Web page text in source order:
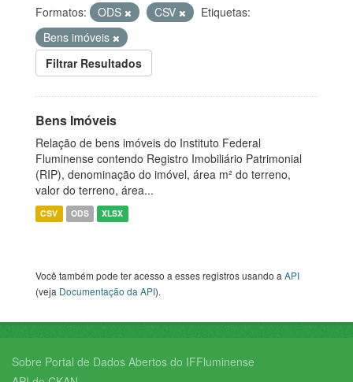
Formatos: ODS CSV
Etiquetas:
Bens imóveis
Filtrar Resultados
Bens Imóveis
Relação de bens imóveis do Instituto Federal
Fluminense contendo Registro Imobiliário Patrimonial
(RIP), denominação do imóvel, área m² do terreno,
valor do terreno, área...
CSV ODS XLSX
Você também pode ter acesso a esses registros usando aAPI
(veja Documentação da API).
Sobre Portal de Dados Abertos do IFFluminense